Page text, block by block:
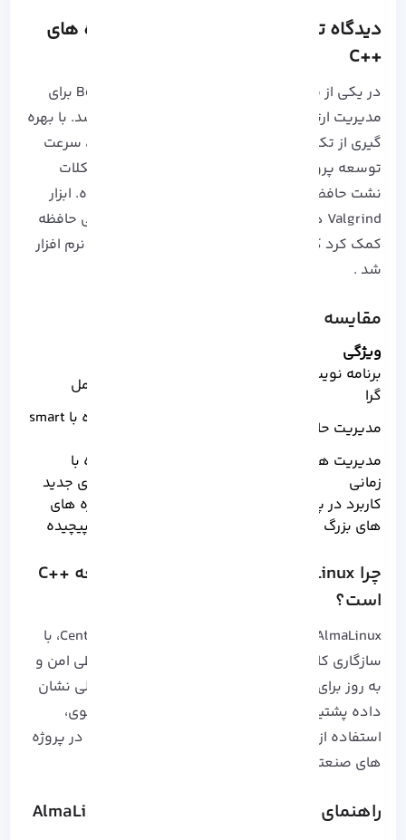
دیدگاه تخصصی: تجربیات عملی در پروژه های
++C
در یکی از پروژه های صنعتی اخیر از کتابخانه Boost برای
مدیریت ارتباطات شبکه ای غیرهمزمان استفاده شد. با بهره
گیری از تکنیک async/await در استاندارد ++C20، سرعت
توسعه پروژه تا 30% افزایش یافت .
همچنین مشکلات
نشت حافظه به طور قابل توجهی کاهش پیدا کرده. ابزار
Valgrind هم به شناسایی دقیق نشت های مخفی حافظه
کمک کرد که باعث بهبود پایداری، امنیت و کارایی نرم افزار
شد .
مقایسه تخصصی زبان C و ++C
ویژگی
برنامه نویسی شی
گرا
پشتیبانی کامل
مدیریت حافظه
دستی همراه با smart
مدیریت هم
زمانی
تسهیل شده با
استانداردهای جدید
کاربرد در پروژه
های بزرگ
مناسب پروژه های
چندفایلی و پیچیده
چرا AlmaLinux بهترین گزینه برای توسعه ++C
است؟
AlmaLinux
به عنوان جایگزین پایدار و متن باز CentOS، با
سازگاری کامل با RHEL و پشتیبانی بلندمدت، محیطی امن و
به روز برای توسعه ++C فراهم می کند. تجربه عملی نشان
داده پشتیبانی فعال جامعه متن باز و مستندات قوی،
استفاده از کتابخانه ها و ابزارهای تخصصی ++C را در پروژه
های صنعتی بسیار آسان می کند.
راهنمای گام به گام نصب ++C روی AlmaLinux